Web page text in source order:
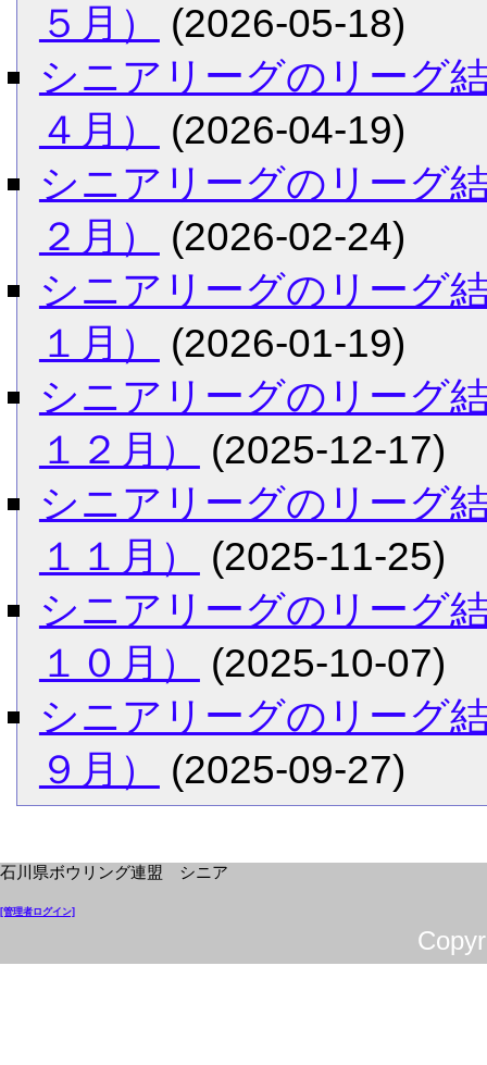
５月）
(2026-05-18)
シニアリーグのリーグ
４月）
(2026-04-19)
シニアリーグのリーグ
２月）
(2026-02-24)
シニアリーグのリーグ
１月）
(2026-01-19)
シニアリーグのリーグ
１２月）
(2025-12-17)
シニアリーグのリーグ
１１月）
(2025-11-25)
シニアリーグのリーグ
１０月）
(2025-10-07)
シニアリーグのリーグ
９月）
(2025-09-27)
石川県ボウリング連盟 シニア
[管理者ログイン]